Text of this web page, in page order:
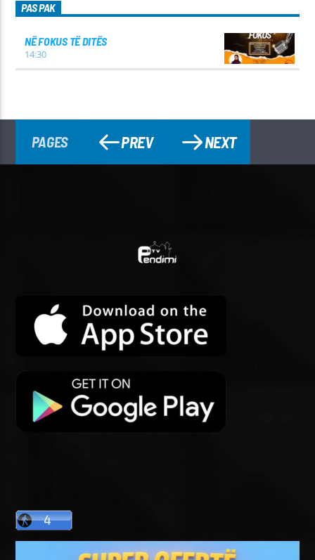
PAS PAK
NË FOKUS TË DITËS
14:30
PAGES PREV NEXT